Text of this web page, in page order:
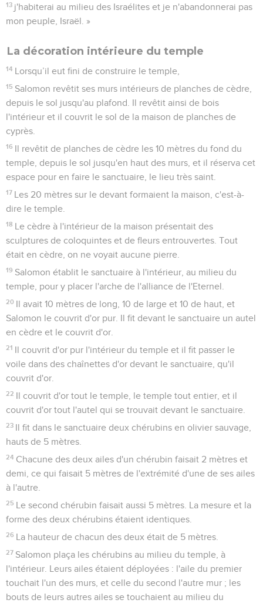
13 j'habiterai au milieu des Israélites et je n'abandonnerai pas
mon peuple, Israël. »
La décoration intérieure du temple
14 Lorsqu’il eut fini de construire le temple,
15 Salomon revêtit ses murs intérieurs de planches de cèdre,
depuis le sol jusqu'au plafond. Il revêtit ainsi de bois
l'intérieur et il couvrit le sol de la maison de planches de
cyprès.
16 Il revêtit de planches de cèdre les 10 mètres du fond du
temple, depuis le sol jusqu'en haut des murs, et il réserva cet
espace pour en faire le sanctuaire, le lieu très saint.
17 Les 20 mètres sur le devant formaient la maison, c'est-à-
dire le temple.
18 Le cèdre à l'intérieur de la maison présentait des
sculptures de coloquintes et de fleurs entrouvertes. Tout
était en cèdre, on ne voyait aucune pierre.
19 Salomon établit le sanctuaire à l'intérieur, au milieu du
temple, pour y placer l'arche de l'alliance de l'Eternel.
20 Il avait 10 mètres de long, 10 de large et 10 de haut, et
Salomon le couvrit d'or pur. Il fit devant le sanctuaire un autel
en cèdre et le couvrit d'or.
21 Il couvrit d'or pur l'intérieur du temple et il fit passer le
voile dans des chaînettes d'or devant le sanctuaire, qu'il
couvrit d'or.
22 Il couvrit d'or tout le temple, le temple tout entier, et il
couvrit d'or tout l'autel qui se trouvait devant le sanctuaire.
23 Il fit dans le sanctuaire deux chérubins en olivier sauvage,
hauts de 5 mètres.
24 Chacune des deux ailes d'un chérubin faisait 2 mètres et
demi, ce qui faisait 5 mètres de l'extrémité d'une de ses ailes
à l'autre.
25 Le second chérubin faisait aussi 5 mètres. La mesure et la
forme des deux chérubins étaient identiques.
26 La hauteur de chacun des deux était de 5 mètres.
27 Salomon plaça les chérubins au milieu du temple, à
l'intérieur. Leurs ailes étaient déployées : l'aile du premier
touchait l'un des murs, et celle du second l'autre mur ; les
bouts de leurs autres ailes se touchaient au milieu du